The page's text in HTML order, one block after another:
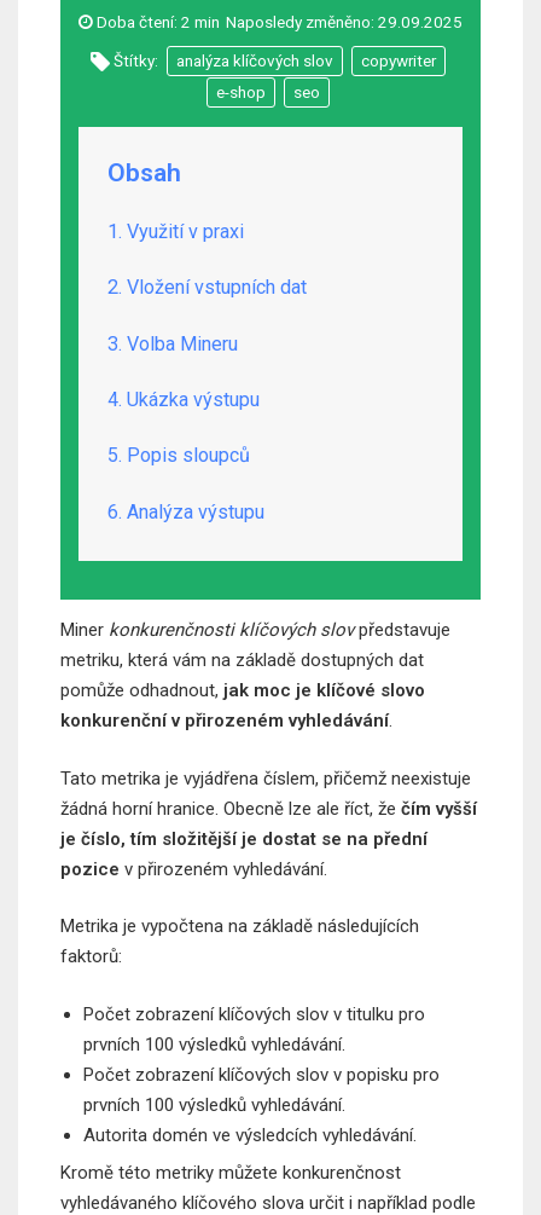
Naposledy změněno: 29.09.2025
Doba čtení: 2 min
Štítky: analýza klíčových slov
copywriter
e-shop
seo
Obsah
1. Využití v praxi
2. Vložení vstupních dat
3. Volba Mineru
4. Ukázka výstupu
5. Popis sloupců
6. Analýza výstupu
Miner konkurenčnosti klíčových slovpředstavuje
metriku, která vám na základě dostupných dat
pomůže odhadnout, jak moc je klíčové slovo
konkurenční v přirozeném vyhledávání.
Tato metrika je vyjádřena číslem, přičemž neexistuje
žádná horní hranice. Obecně lze ale říct, že čím vyšší
je číslo, tím složitější je dostat se na přední
pozice v přirozeném vyhledávání.
Metrika je vypočtena na základě následujících
faktorů:
Počet zobrazení klíčových slov v titulku pro
prvních 100 výsledků vyhledávání.
Počet zobrazení klíčových slov v popisku pro
prvních 100 výsledků vyhledávání.
Autorita domén ve výsledcích vyhledávání.
Kromě této metriky můžete konkurenčnost
vyhledávaného klíčového slova určit i například podle